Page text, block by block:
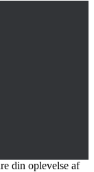
din oplevelse af